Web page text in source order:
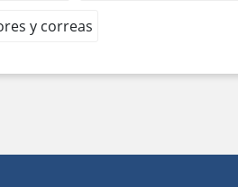
y correas